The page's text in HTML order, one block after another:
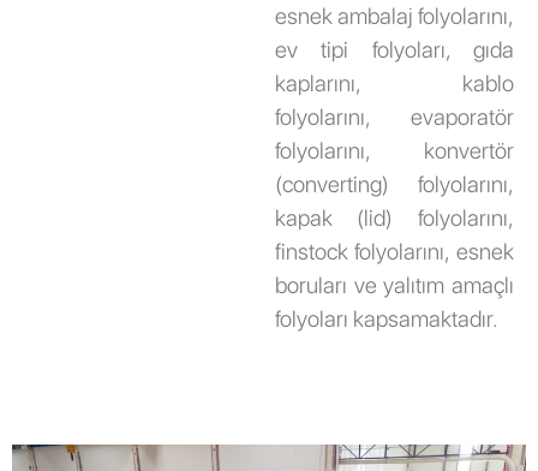
esnek ambalaj folyolarını,
ev tipi folyoları, gıda
kaplarını, kablo
folyolarını, evaporatör
folyolarını, konvertör
(converting) folyolarını,
kapak (lid) folyolarını,
finstock folyolarını, esnek
boruları ve yalıtım amaçlı
folyoları kapsamaktadır.